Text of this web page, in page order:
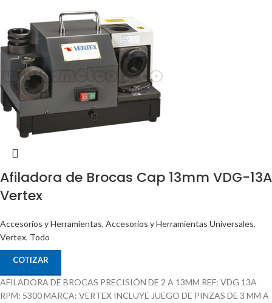
Afiladora de Brocas Cap 13mm VDG-13A
Vertex
Accesorios y Herramientas, Accesorios y Herramientas Universales,
Vertex, Todo
COTIZAR
AFILADORA DE BROCAS PRECISIÓN DE 2 A 13MM REF: VDG 13A
RPM: 5300 MARCA: VERTEX INCLUYE JUEGO DE PINZAS DE 3 MM A